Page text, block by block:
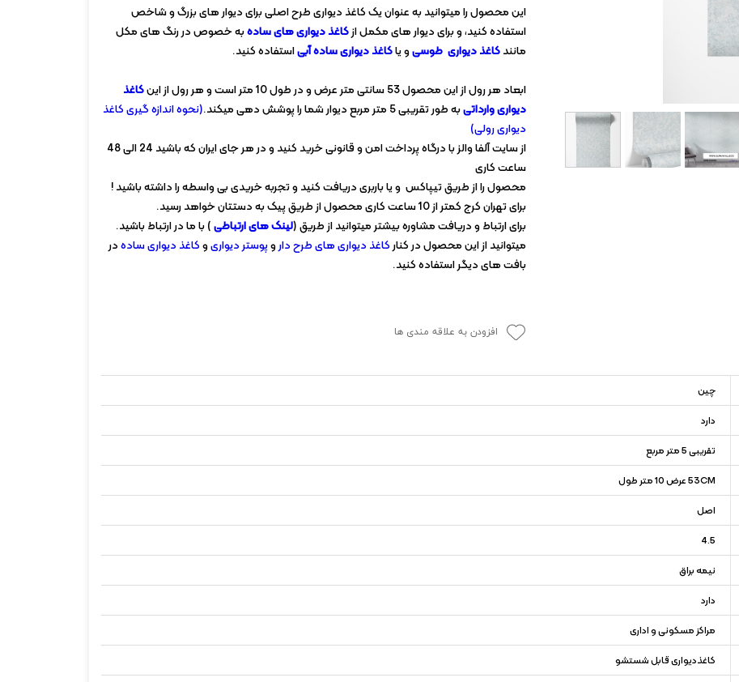
این محصول را میتوانید به عنوان یک کاغذ دیواری طرح اصلی برای دیوار های بزرگ و شاخص
استفاده کنید، و برای دیوار های مکمل ازکاغذ دیواری های سادهبه خصوص در رنگ های مکل
مانندکاغذ دیواری طوسیو یاکاغذ دیواری ساده آبیاستفاده کنید.
ابعاد هر رول از این محصول 53 سانتی متر عرض و در طول 10 متر است و هر رول از این
کاغذ
دیواری وارداتیبه طور تقریبی 5 متر مربع دیوار شما را پوشش دهی میکند.
(نحوه اندازه گیری کاغذ
دیواری رولی)
از سایت آلفا والز با درگاه پرداخت امن و قانونی خرید کنید و در هر جای ایران که باشید 24 الی 48
ساعت کاری
محصول را از طریق تیپاکس و یا باربری دریافت کنید و تجربه خریدی بی واسطه را داشته باشید !
برای تهران کرج کمتر از 10 ساعت کاری محصول از طریق پیک به دستتان خواهد رسید.
برای ارتباط و دریافت مشاوره بیشتر میتوانید از طریق (لینک های ارتباطی) با ما در ارتباط باشید.
میتوانید از این محصول در کنار کاغذ دیواری های طرح داروپوستر دیواریوکاغذ دیواری سادهدر
بافت های دیگر استفاده کنید.
افزودن به علاقه مندی ها
چین
دارد
تقریبی 5 متر مربع
53CM عرض 10 متر طول
اصل
4.5
نیمه براق
دارد
مراکز مسکونی و اداری
کاغذدیواری قابل شستشو